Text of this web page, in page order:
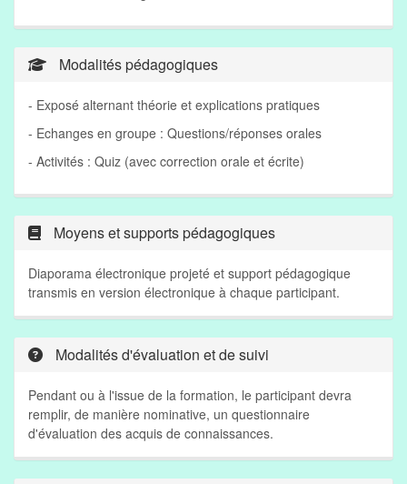
Modalités pédagogiques
- Exposé alternant théorie et explications pratiques
- Echanges en groupe : Questions/réponses orales
- Activités : Quiz (avec correction orale et écrite)
Moyens et supports pédagogiques
Diaporama électronique projeté et support pédagogique
transmis en version électronique à chaque participant.
Modalités d'évaluation et de suivi
Pendant ou à l'issue de la formation, le participant devra
remplir, de manière nominative, un questionnaire
d'évaluation des acquis de connaissances.